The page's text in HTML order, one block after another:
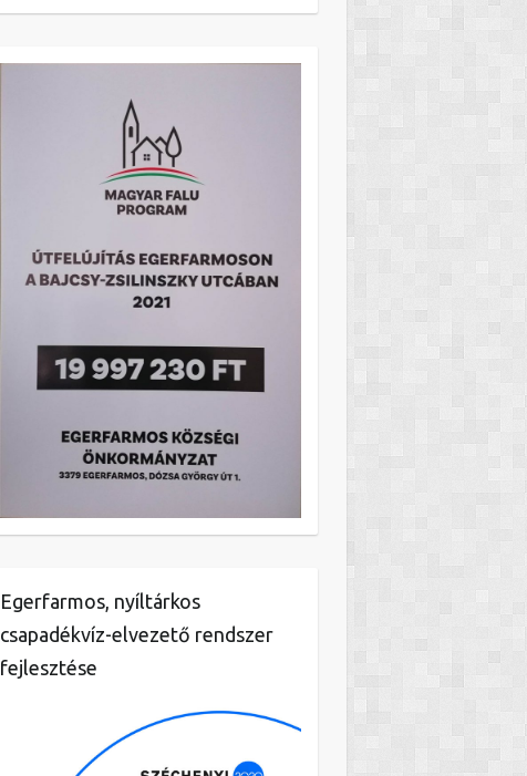
Egerfarmos, nyíltárkos
csapadékvíz-elvezető rendszer
fejlesztése